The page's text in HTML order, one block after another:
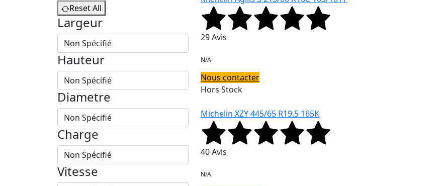
Reset All
Largeur
Hauteur
Diametre
Charge
Vitesse
29 Avis
N/A
Nous contacter
Hors Stock
Michelin XZY 445/65 R19.5 165K
40 Avis
N/A